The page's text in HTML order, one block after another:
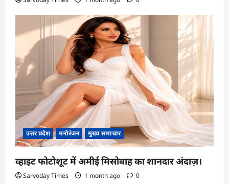
उत्तर प्रदेश मनोरंजन मुख्य समाचार
व्हाइट फोटोशूट में अमीई मिसोबाह का शानदार अंदाज़।
Sarvoday Times 1 month ago 0